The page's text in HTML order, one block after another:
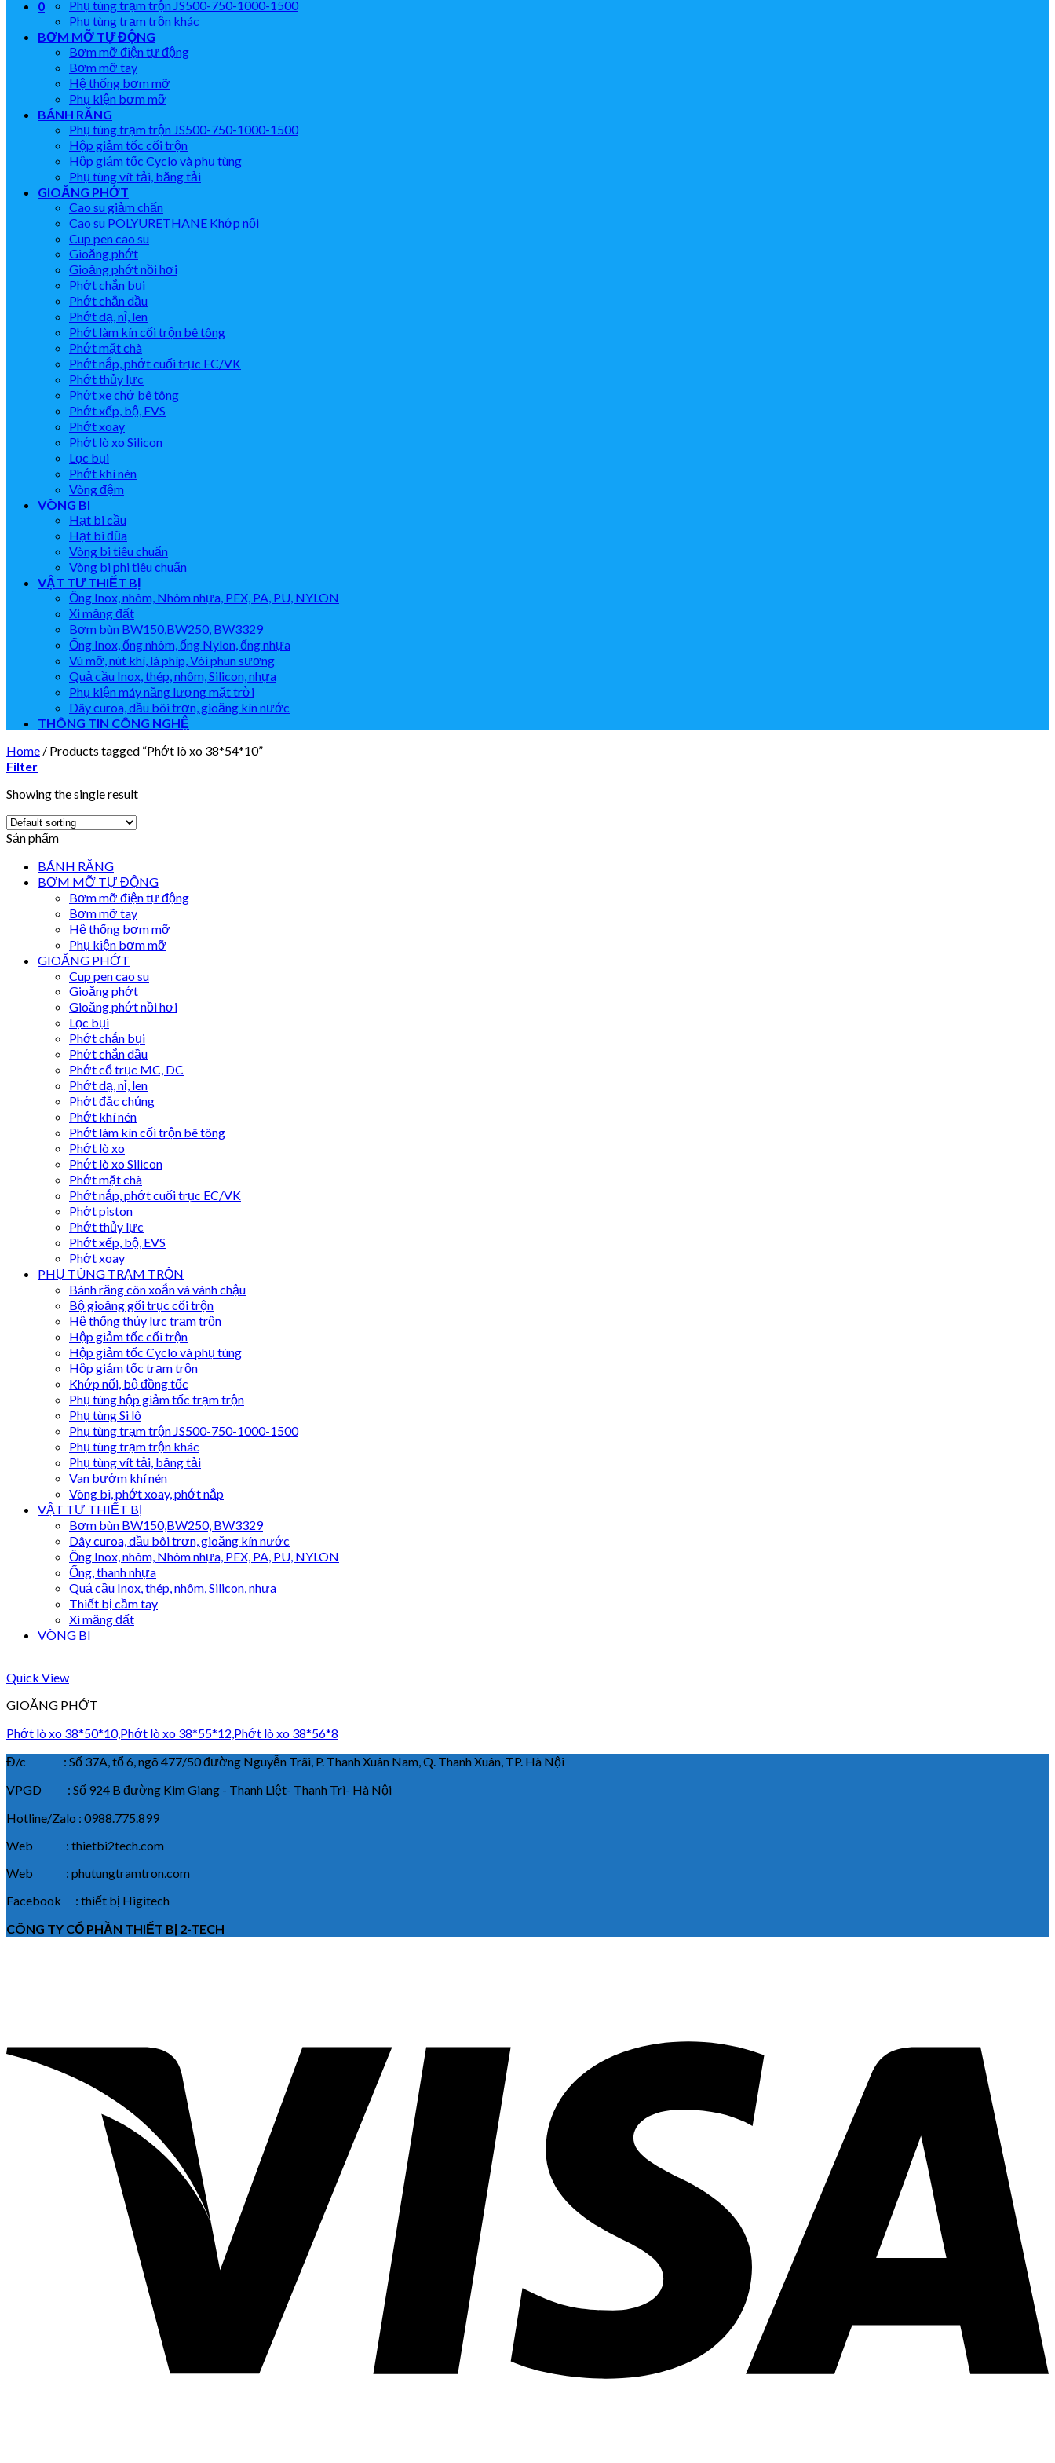
0
Phụ tùng trạm trộn JS500-750-1000-1500
Phụ tùng trạm trộn khác
BƠM MỠ TỰ ĐỘNG
Bơm mỡ điện tự động
Bơm mỡ tay
Hệ thống bơm mỡ
Phụ kiện bơm mỡ
BÁNH RĂNG
Phụ tùng trạm trộn JS500-750-1000-1500
Hộp giảm tốc cối trộn
Hộp giảm tốc Cyclo và phụ tùng
Phụ tùng vít tải, băng tải
GIOĂNG PHỚT
Cao su giảm chấn
Cao su POLYURETHANE Khớp nối
Cup pen cao su
Gioăng phớt
Gioăng phớt nồi hơi
Phớt chắn bụi
Phớt chắn dầu
Phớt dạ, nỉ, len
Phớt làm kín cối trộn bê tông
Phớt mặt chà
Phớt nắp, phớt cuối trục EC/VK
Phớt thủy lực
Phớt xe chở bê tông
Phớt xếp, bộ, EVS
Phớt xoay
Phớt lò xo Silicon
Lọc bụi
Phớt khí nén
Vòng đệm
VÒNG BI
Hạt bi cầu
Hạt bi đũa
Vòng bi tiêu chuẩn
Vòng bi phi tiêu chuẩn
VẬT TƯ THIẾT BỊ
Ống Inox, nhôm, Nhôm nhựa, PEX, PA, PU, NYLON
Xi măng đất
Bơm bùn BW150,BW250, BW3329
Ống Inox, ống nhôm, ống Nylon, ống nhựa
Vú mỡ, nút khí, lá phíp, Vòi phun sương
Quả cầu Inox, thép, nhôm, Silicon, nhựa
Phụ kiện máy năng lượng mặt trời
Dây curoa, dầu bôi trơn, gioăng kín nước
THÔNG TIN CÔNG NGHỆ
Home / Products tagged “Phớt lò xo 38*54*10”
Filter
Showing the single result
Sản phẩm
BÁNH RĂNG
BƠM MỠ TỰ ĐỘNG
Bơm mỡ điện tự động
Bơm mỡ tay
Hệ thống bơm mỡ
Phụ kiện bơm mỡ
GIOĂNG PHỚT
Cup pen cao su
Gioăng phớt
Gioăng phớt nồi hơi
Lọc bụi
Phớt chắn bụi
Phớt chắn dầu
Phớt cổ trục MC, DC
Phớt dạ, nỉ, len
Phớt đặc chủng
Phớt khí nén
Phớt làm kín cối trộn bê tông
Phớt lò xo
Phớt lò xo Silicon
Phớt mặt chà
Phớt nắp, phớt cuối trục EC/VK
Phớt piston
Phớt thủy lực
Phớt xếp, bộ, EVS
Phớt xoay
PHỤ TÙNG TRẠM TRỘN
Bánh răng côn xoắn và vành chậu
Bộ gioăng gối trục cối trộn
Hệ thống thủy lực trạm trộn
Hộp giảm tốc cối trộn
Hộp giảm tốc Cyclo và phụ tùng
Hộp giảm tốc trạm trộn
Khớp nối, bộ đồng tốc
Phụ tùng hộp giảm tốc trạm trộn
Phụ tùng Si lô
Phụ tùng trạm trộn JS500-750-1000-1500
Phụ tùng trạm trộn khác
Phụ tùng vít tải, băng tải
Van bướm khí nén
Vòng bi, phớt xoay, phớt nắp
VẬT TƯ THIẾT BỊ
Bơm bùn BW150,BW250, BW3329
Dây curoa, dầu bôi trơn, gioăng kín nước
Ống Inox, nhôm, Nhôm nhựa, PEX, PA, PU, NYLON
Ống, thanh nhựa
Quả cầu Inox, thép, nhôm, Silicon, nhựa
Thiết bị cầm tay
Xi măng đất
VÒNG BI
Quick View
GIOĂNG PHỚT
Phớt lò xo 38*50*10,Phớt lò xo 38*55*12,Phớt lò xo 38*56*8
Đ/c : Số 37A, tổ 6, ngõ 477/50 đường Nguyễn Trãi, P. Thanh Xuân Nam, Q. Thanh Xuân, TP. Hà Nội
VPGD : Số 924 B đường Kim Giang - Thanh Liệt- Thanh Trì- Hà Nội
Hotline/Zalo : 0988.775.899
Web : thietbi2tech.com
Web : phutungtramtron.com
Facebook : thiết bị Higitech
CÔNG TY CỔ PHẦN THIẾT BỊ 2-TECH